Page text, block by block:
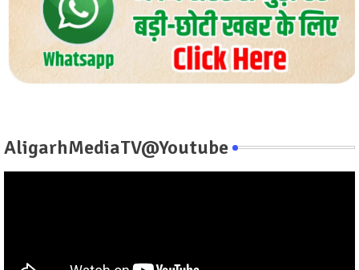
AligarhMediaTV@Youtube